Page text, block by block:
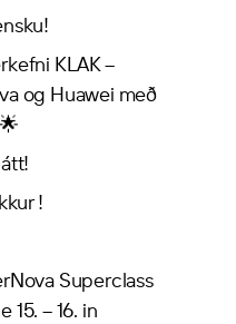
KLAK –
og Huawei með
!
Superclass
15. – 16. in